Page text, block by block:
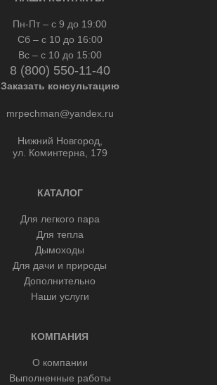
Пн-Пт – с 9 до 19:00
Сб – с 10 до 16:00
Вс – с 10 до 15:00
8 (800) 550-11-40
Заказать консультацию
mrpechman@yandex.ru
Нижний Новгород,
ул. Коминтерна, 179
КАТАЛОГ
Для легкого пара
Для тепла
Дымоходы
Для дачи и природы
Дополнительно
Наши услуги
КОМПАНИЯ
О компании
Выполненные работы